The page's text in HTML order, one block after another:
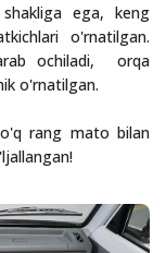
ega, keng
o'rnatilgan.
ochiladi, orqa
o'rnatilgan.
rang mato bilan